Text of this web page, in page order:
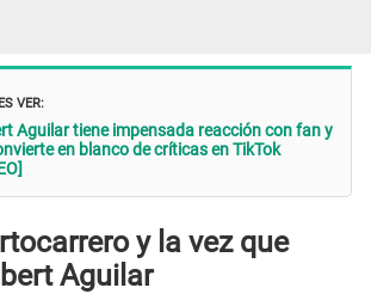
VER:
Aguilar tiene impensada reacción con fan y
en blanco de críticas en TikTok
y la vez que
Aguilar